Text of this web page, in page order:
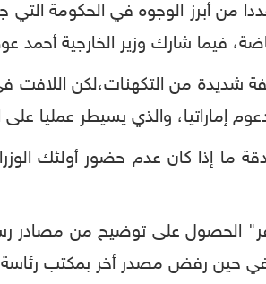
من أبرز الوجوه في الحكومة التي
فيما شارك وزير الخارجية
شديدة من التكهنات،لكن
إماراتيا، والذي يسيطر عمليا
ما إذا كان عدم حضور أولئك
الحصول على توضيح من مصادر
في حين رفض مصدر أخر بمكتب